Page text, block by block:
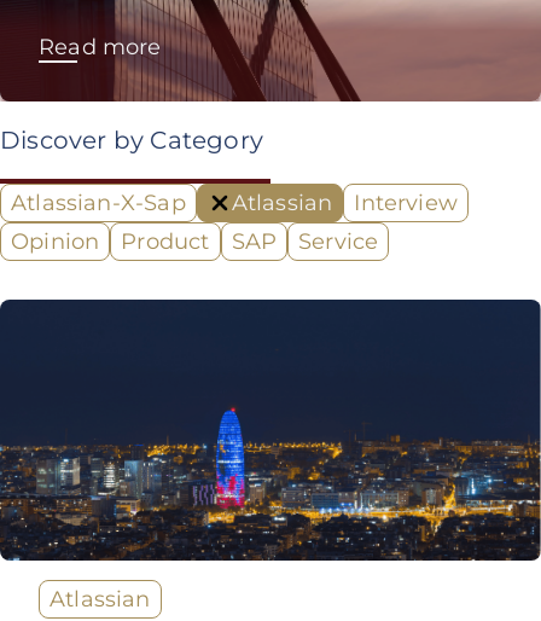
Read more
Discover by Category
Atlassian-X-Sap Atlassian
Interview
Opinion
Product SAP Service
Atlassian